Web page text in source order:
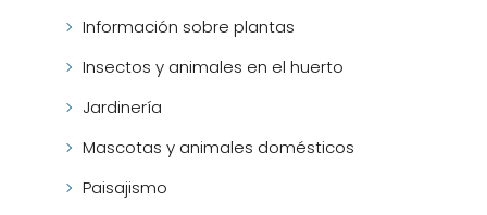
Información sobre plantas
Insectos y animales en el huerto
Jardinería
Mascotas y animales domésticos
Paisajismo